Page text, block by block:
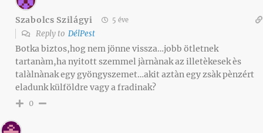
Szabolcs Szilágyi 5 éve
Reply to DélPest
Botka biztos,hog nem jönne vissza…jobb ötletnek
tartanàm,ha nyitott szemmel jàrnànak az illetèkesek ès
talàlnànak egy gyöngyszemet…akit aztàn egy zsàk pènzért
eladunk külföldre vagy a fradinak?
0